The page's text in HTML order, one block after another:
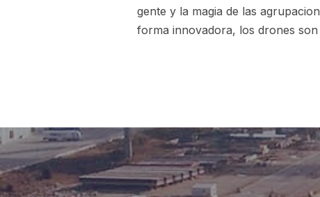
gente y la magia de las
forma innovadora, los drones son